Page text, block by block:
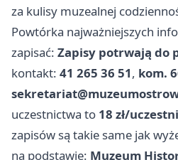
za kulisy muzealnej
Powtórka najważniejszych
zapisać: Zapisy potrwają do
kontakt: 41 265 36 51, kom.
uczestnictwa to 18 zł/
zapisów są takie same jak
na podstawie: Muzeum